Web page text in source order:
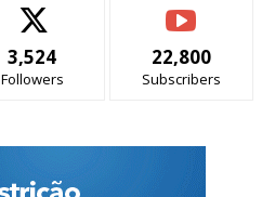
3,524
Followers
22,800
Subscribers